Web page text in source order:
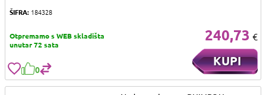
ŠIFRA: 184328
Otpremamo s WEB skladišta
unutar 72 sata
240,73 €
KUPI
0